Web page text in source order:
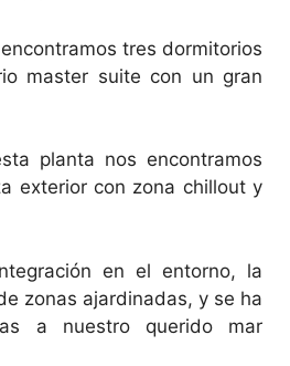
tres dormitorios
master suite con un gran
planta nos encontramos
exterior con zona chillout y
en el entorno, la
zonas ajardinadas, y se ha
a nuestro querido mar